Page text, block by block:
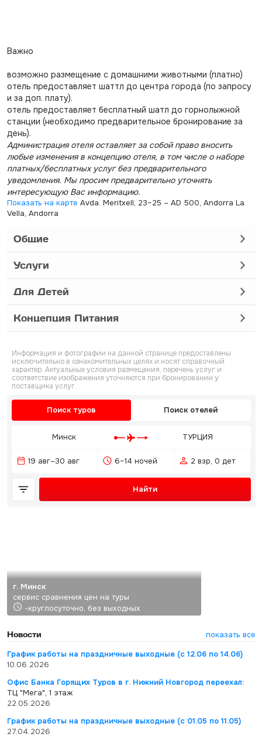
Важно
возможно размещение с домашними животными (платно)
отель предоставляет шаттл до центра города (по запросу
и за доп. плату).
отель предоставляет бесплатный шатл до горнолыжной
станции (необходимо предварительное бронирование за
день).
Администрация отеля оставляет за собой право вносить
любые изменения в концепцию отеля, в том числе о наборе
платных/бесплатных услуг без предварительного
уведомления. Мы просим предварительно уточнять
интересующую Вас информацию.
Показать на карте Avda. Meritxell, 23–25 – AD 500, Andorra La
Vella, Andorra
Общие
Услуги
Для Детей
Концепция Питания
Информация и фотографии на данной странице предоставлены
исключительно в ознакомительных целях и носят справочный
характер. Актуальные условия размещения, перечень услуг и
соответствие изображения уточняются при бронировании у
поставщика услуг.
Поиск туров Поиск отелей
Минск ТУРЦИЯ
19 авг–30 авг 6–14 ночей 2 взр, 0 дет
Найти
г. Минск
сервис сравнения цен на туры
-круглосуточно, без выходных
Новости
показать все
График работы на праздничные выходные (с 12.06 по 14.06)
10.06.2026
Офис Банка Горящих Туров в г. Нижний Новгород переехал:
ТЦ "Мега", 1 этаж
22.05.2026
График работы на праздничные выходные (с 01.05 по 11.05)
27.04.2026